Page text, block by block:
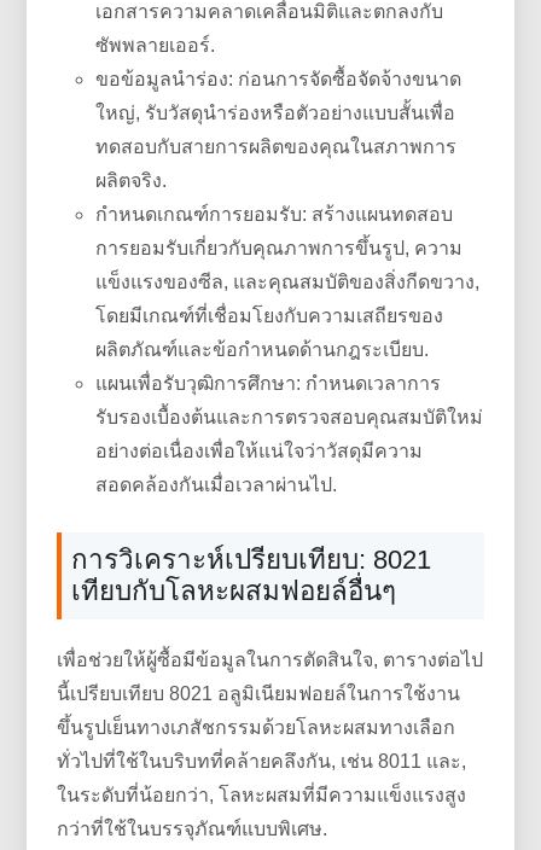
เอกสารความคลาดเคลื่อนมิติและตกลงกับ
ซัพพลายเออร์.
ขอข้อมูลนำร่อง: ก่อนการจัดซื้อจัดจ้างขนาด
ใหญ่, รับวัสดุนำร่องหรือตัวอย่างแบบสั้นเพื่อ
ทดสอบกับสายการผลิตของคุณในสภาพการ
ผลิตจริง.
กำหนดเกณฑ์การยอมรับ: สร้างแผนทดสอบ
การยอมรับเกี่ยวกับคุณภาพการขึ้นรูป, ความ
แข็งแรงของซีล, และคุณสมบัติของสิ่งกีดขวาง,
โดยมีเกณฑ์ที่เชื่อมโยงกับความเสถียรของ
ผลิตภัณฑ์และข้อกำหนดด้านกฎระเบียบ.
แผนเพื่อรับวุฒิการศึกษา: กำหนดเวลาการ
รับรองเบื้องต้นและการตรวจสอบคุณสมบัติใหม่
อย่างต่อเนื่องเพื่อให้แน่ใจว่าวัสดุมีความ
สอดคล้องกันเมื่อเวลาผ่านไป.
การวิเคราะห์เปรียบเทียบ: 8021
เทียบกับโลหะผสมฟอยล์อื่นๆ
เพื่อช่วยให้ผู้ซื้อมีข้อมูลในการตัดสินใจ, ตารางต่อไป
นี้เปรียบเทียบ 8021 อลูมิเนียมฟอยล์ในการใช้งาน
ขึ้นรูปเย็นทางเภสัชกรรมด้วยโลหะผสมทางเลือก
ทั่วไปที่ใช้ในบริบทที่คล้ายคลึงกัน, เช่น 8011 และ,
ในระดับที่น้อยกว่า, โลหะผสมที่มีความแข็งแรงสูง
กว่าที่ใช้ในบรรจุภัณฑ์แบบพิเศษ.